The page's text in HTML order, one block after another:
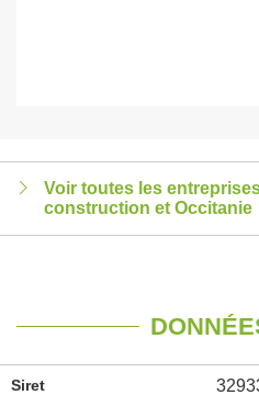
Voir toutes les
construction et Occitanie
Siret